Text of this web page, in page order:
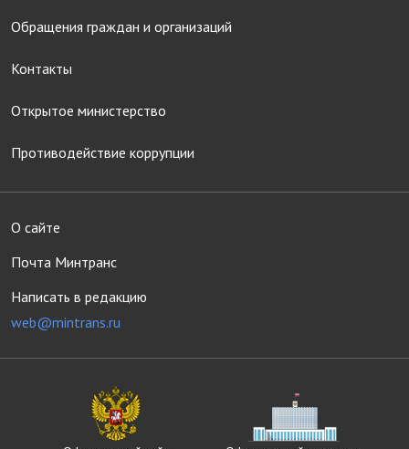
Обращения граждан и организаций
Контакты
Открытое министерство
Противодействие коррупции
О сайте
Почта Минтранс
Написать в редакцию
web@mintrans.ru